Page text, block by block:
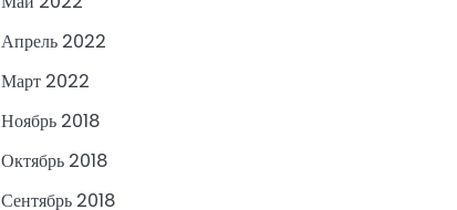
Апрель 2022
Март 2022
Ноябрь 2018
Октябрь 2018
Сентябрь 2018